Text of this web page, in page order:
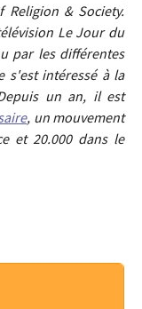
& Society.
Le Jour du
par les différentes
s'est intéressé à la
un an, il est
, un mouvement
et 20.000 dans le